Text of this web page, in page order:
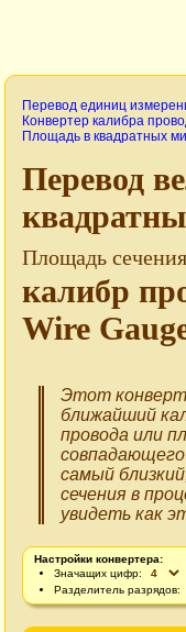
Перевод единиц
Конвертер калибра
Площадь в квадратных
Перевод
Площадь
калибр
Wire
Этот
ближайший
провода или
самый
сечения в
увидеть как
Настройки конвертера:
Значащих цифр:
Разделитель разрядов: